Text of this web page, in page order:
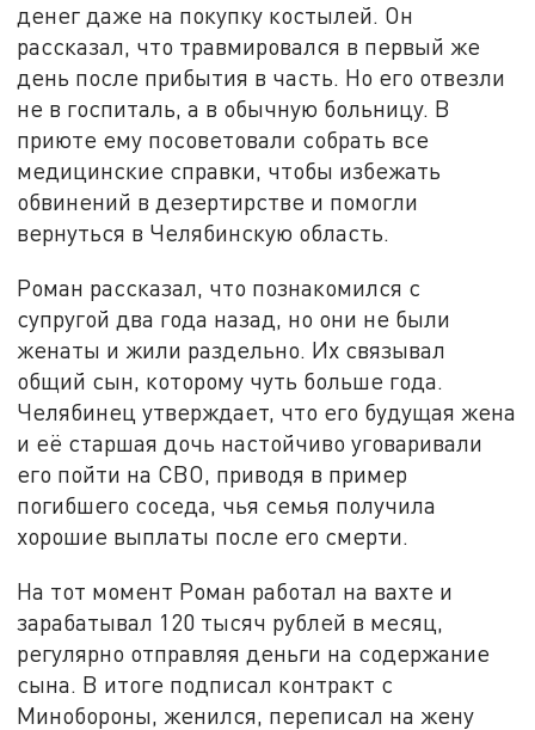
денег даже на покупку костылей. Он
рассказал, что травмировался в первый же
день после прибытия в часть. Но его отвезли
не в госпиталь, а в обычную больницу. В
приюте ему посоветовали собрать все
медицинские справки, чтобы избежать
обвинений в дезертирстве и помогли
вернуться в Челябинскую область.
Роман рассказал, что познакомился с
супругой два года назад, но они не были
женаты и жили раздельно. Их связывал
общий сын, которому чуть больше года.
Челябинец утверждает, что его будущая жена
и её старшая дочь настойчиво уговаривали
его пойти на СВО, приводя в пример
погибшего соседа, чья семья получила
хорошие выплаты после его смерти.
На тот момент Роман работал на вахте и
зарабатывал 120 тысяч рублей в месяц,
регулярно отправляя деньги на содержание
сына. В итоге подписал контракт с
Минобороны, женился, переписал на жену